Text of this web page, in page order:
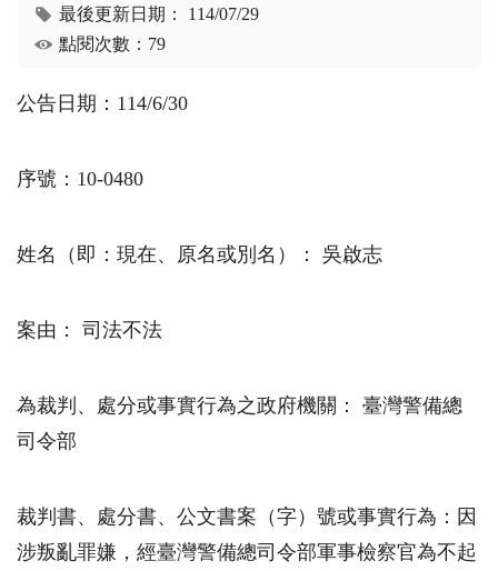
最後更新日期： 114/07/29
點閱次數：79
公告日期： 114/6/30
序號：10-0480
姓名（即：現在、原名或別名）： 吳啟志
案由： 司法不法
為裁判、處分或事實行為之政府機關： 臺灣警備總
司令部
裁判書、處分書、公文書案（字）號或事實行為：因
涉叛亂罪嫌，經臺灣警備總司令部軍事檢察官為不起